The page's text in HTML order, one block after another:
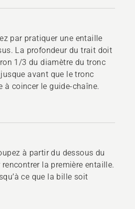
par pratiquer une entaille
La profondeur du trait doit
1/3 du diamètre du tronc
avant que le tronc
à coincer le guide-chaîne.
à partir du dessous du
la première entaille.
ce que la bille soit